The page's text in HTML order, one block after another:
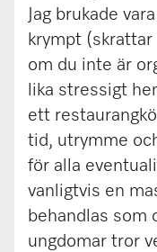
Jag brukade
krympt (skrattar
om du inte är
lika stressigt
ett
tid, utrymme
för alla
vanligtvis en
behandlas som
ungdomar tror